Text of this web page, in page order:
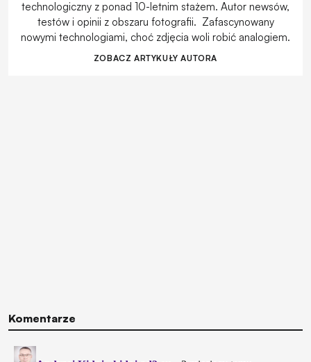
technologiczny z ponad 10-letnim stażem. Autor newsów,
testów i opinii z obszaru fotografii. Zafascynowany
nowymi technologiami, choć zdjęcia woli robić analogiem.
ZOBACZ ARTYKUŁY AUTORA
Komentarze